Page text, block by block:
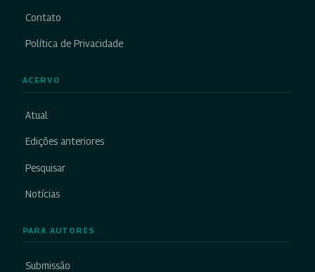
Contato
Política de Privacidade
ACERVO
Atual
Edições anteriores
Pesquisar
Notícias
PARA AUTORES
Submissão